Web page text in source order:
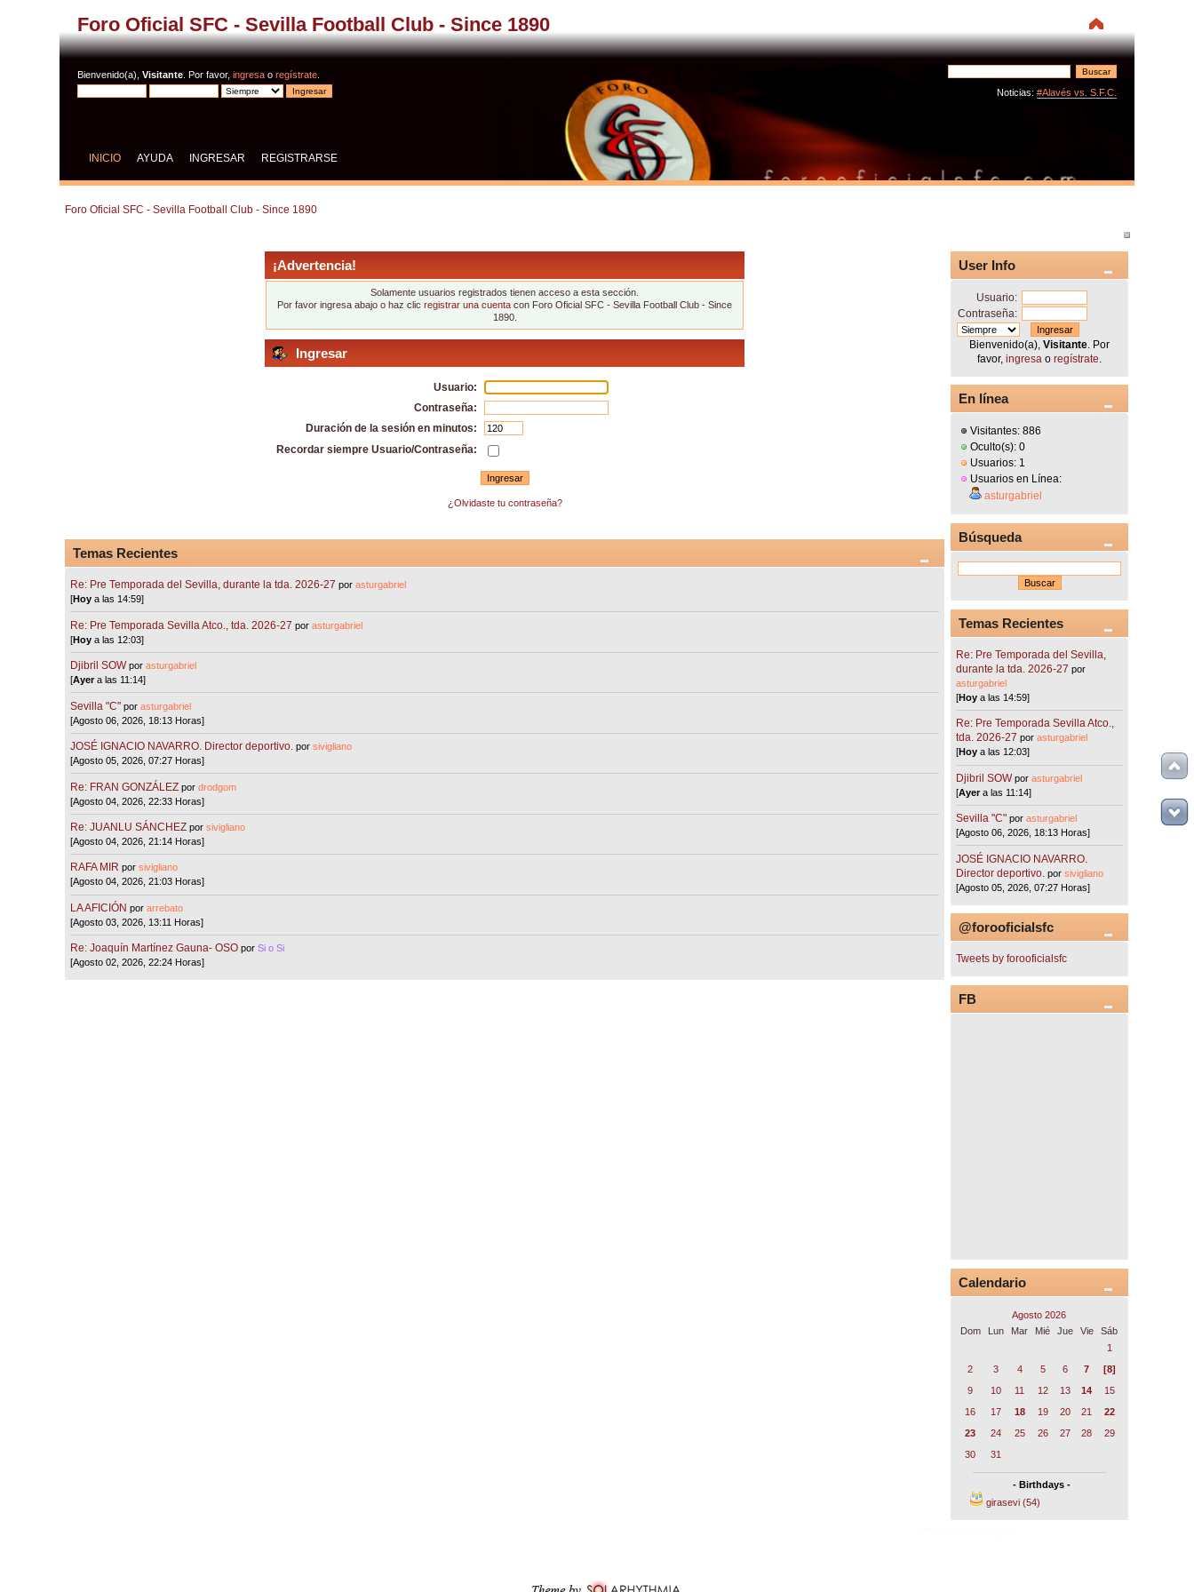
Foro Oficial SFC - Sevilla Football Club - Since 1890
Bienvenido(a),Visitante . Por favor,ingresa oregístrate
Noticias: #Alavés vs. S.F.C.
INICIO AYUDA INGRESAR REGISTRARSE
Foro Oficial SFC - Sevilla Football Club - Since 1890
¡Advertencia!
Solamente usuarios registrados tienen acceso a esta sección.
Por favor ingresa abajo o haz clicregistrar una cuenta con Foro Oficial SFC - Sevilla Football Club - Since
1890.
Ingresar
Usuario:
Contraseña:
Duración de la sesión en minutos:
Recordar siempre Usuario/Contraseña:
¿Olvidaste tu contraseña?
Temas Recientes
Re: Pre Temporada del Sevilla, durante la tda. 2026-27 porasturgabriel
[Hoy a las 14:59]
Re: Pre Temporada Sevilla Atco., tda. 2026-27 porasturgabriel
[Hoy a las 12:03]
Djibril SOW porasturgabriel
[Ayera las 11:14]
Sevilla "C"porasturgabriel
[Agosto 06, 2026, 18:13 Horas]
JOSÉ IGNACIO NAVARRO. Director deportivo. porsivigliano
[Agosto 05, 2026, 07:27 Horas]
Re: FRAN GONZÁLEZ pordrodgom
[Agosto 04, 2026, 22:33 Horas]
Re: JUANLU SÁNCHEZ porsivigliano
[Agosto 04, 2026, 21:14 Horas]
RAFA MIR porsivigliano
[Agosto 04, 2026, 21:03 Horas]
LA AFICIÓN porarrebato
[Agosto 03, 2026, 13:11 Horas]
Re: Joaquín Martínez Gauna- OSO porSi o Si
[Agosto 02, 2026, 22:24 Horas]
User Info
Usuario:
Contraseña:
Bienvenido(a),Visitante . Por
favor,ingresa oregístrate
En línea
Visitantes: 886
Oculto(s): 0
Usuarios: 1
Usuarios en Línea:
asturgabriel
Búsqueda
Temas Recientes
Re: Pre Temporada del Sevilla,
durante la tda. 2026-27 por
asturgabriel
[Hoy a las 14:59]
Re: Pre Temporada Sevilla Atco.,
tda. 2026-27 porasturgabriel
[Hoy a las 12:03]
Djibril SOW porasturgabriel
[Ayera las 11:14]
Sevilla "C"porasturgabriel
[Agosto 06, 2026, 18:13 Horas]
JOSÉ IGNACIO NAVARRO.
Director deportivo. porsivigliano
[Agosto 05, 2026, 07:27 Horas]
@forooficialsfc
Tweets by forooficialsfc
FB
Calendario
Agosto 2026
Dom
Lun Mar Mié Jue Vie
Sáb
1
2
3 4 5 6 7
[8]
9
10 11 12 13 14
15
16
17 18 19 20 21
22
23
24 25 26 27 28
29
30
31
- Birthdays -
girasevi (54)